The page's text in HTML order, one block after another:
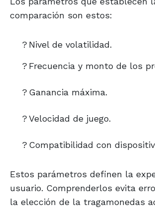
comparación son estos:
? Nivel de volatilidad.
? Frecuencia y monto de los
? Ganancia máxima.
?Velocidad de juego.
? Compatibilidad con
Estos parámetros definen la
usuario. Comprenderlos evita
la elección de la tragamonedas